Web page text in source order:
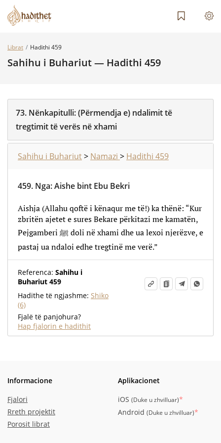
Librat Hadithi 459
Sahihu i Buhariut — Hadithi 459
73. Nënkapitulli:(Përmendja e) ndalimit të
tregtimit të verës në xhami
Sahihu i Buhariut> Namazi > Hadithi 459
459. Nga:Aishe bint Ebu Bekri
Aishja (Allahu qoftë i kënaqur me të!) ka thënë: “Kur
zbritën ajetet e sures Bekare përkitazi me kamatën,
Pejgamberi ﷺ doli në xhami dhe ua lexoi njerëzve, e
pastaj ua ndaloi edhe tregtinë me verë.”
Referenca: Sahihu i
Buhariut 459
Hadithe të ngjashme: Shiko
(6)
Fjalë të panjohura?
Hap fjalorin e hadithit
Informacione
Fjalori
Rreth projektit
Porosit librat
Aplikacionet
iOS (Duke u zhvilluar)*
Android (Duke u zhvilluar)*